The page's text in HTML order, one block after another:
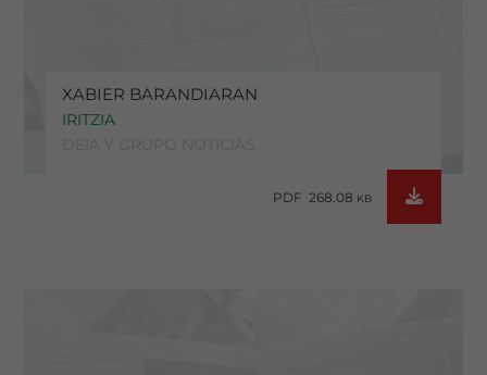
XABIER BARANDIARAN
IRITZIA
PDF 268.08 KB